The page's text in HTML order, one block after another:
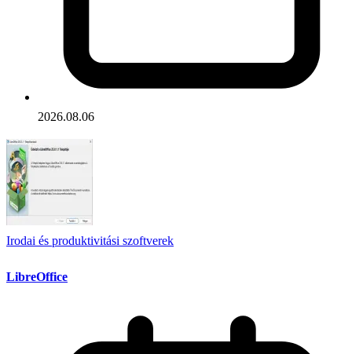
2026.08.06
Irodai és produktivitási szoftverek
LibreOffice